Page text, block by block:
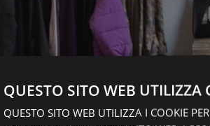
QUESTO SITO WEB UTILIZZA
QUESTO SITO WEB UTILIZZA I COOKIE